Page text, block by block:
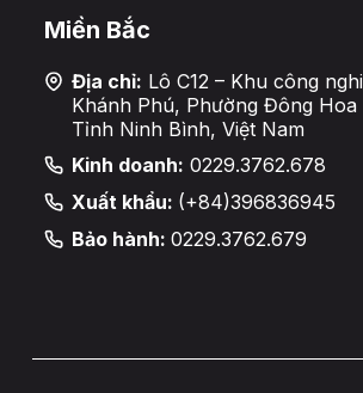
Miền Bắc
Địa chỉ: Lô C12 – Khu công
Khánh Phú, Phường Đông Hoa
Tỉnh Ninh Bình, Việt Nam
Kinh doanh: 0229.3762.678
Xuất khẩu: (+84)396836945
Bảo hành: 0229.3762.679